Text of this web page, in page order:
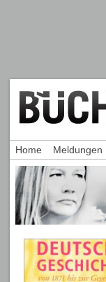
Home Meldungen